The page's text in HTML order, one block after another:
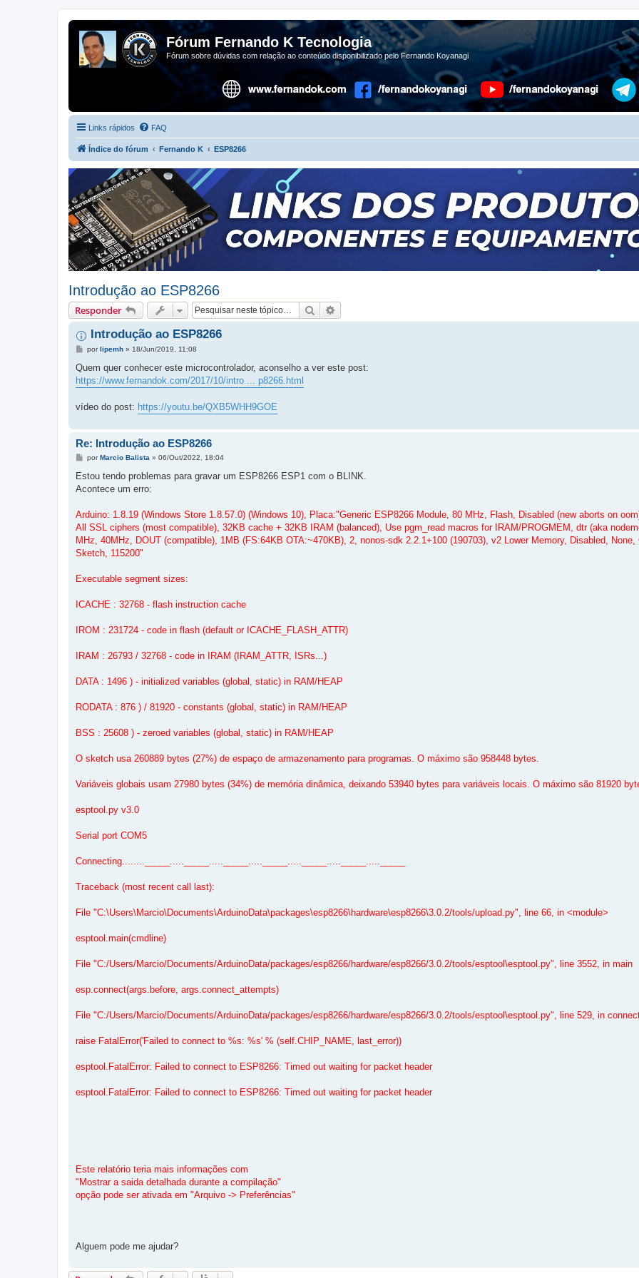
Fórum Fernando K Tecnologia
Fórum sobre dúvidas com relação ao conteúdo disponibilizado pelo Fernando Koyanagi
Links rápidos FAQ
Índice do fórum Fernando K ESP8266
Introdução ao ESP8266
Responder Pesquisar
Introdução ao ESP8266
M
n
a
m
porlipemh» 18/Jun/2019, 11:08
Quem quer conhecer este microcontrolador, aconselho a ver este post:
https://www.fernandok.com/2017/10/intro ... p8266.html
vídeo do post: https://youtu.be/QXB5WHH9GOE
Re: Introdução ao ESP8266
M
n
a
m
porMarcio Balista » 06/Out/2022, 18:04
Estou tendo problemas para gravar um ESP8266 ESP1 com o BLINK.
Acontece um erro:
Arduino: 1.8.19 (Windows Store 1.8.57.0) (Windows 10), Placa:"Generic ESP8266 Module, 80 MHz, Flash, Disabled (new aborts on
All SSL ciphers (most compatible), 32KB cache + 32KB IRAM (balanced), Use pgm_read macros for IRAM/PROGMEM, dtr (aka
MHz, 40MHz, DOUT (compatible), 1MB (FS:64KB OTA:~470KB), 2, nonos-sdk 2.2.1+100 (190703), v2 Lower Memory, Disabled, None,
Sketch, 115200"
Executable segment sizes:
ICACHE : 32768 - flash instruction cache
IROM : 231724 - code in flash (default or ICACHE_FLASH_ATTR)
IRAM : 26793 / 32768 - code in IRAM (IRAM_ATTR, ISRs...)
DATA : 1496 ) - initialized variables (global, static) in RAM/HEAP
RODATA : 876 ) / 81920 - constants (global, static) in RAM/HEAP
BSS : 25608 ) - zeroed variables (global, static) in RAM/HEAP
O sketch usa 260889 bytes (27%) de espaço de armazenamento para programas. O máximo são 958448 bytes.
Variáveis globais usam 27980 bytes (34%) de memória dinâmica, deixando 53940 bytes para variáveis locais. O máximo são 81920
esptool.py v3.0
Serial port COM5
Connecting........_____....._____....._____....._____....._____....._____....._____
Traceback (most recent call last):
File "C:\Users\Marcio\Documents\ArduinoData\packages\esp8266\hardware\esp8266\3.0.2/tools/upload.py", line 66, in <module>
esptool.main(cmdline)
File "C:/Users/Marcio/Documents/ArduinoData/packages/esp8266/hardware/esp8266/3.0.2/tools/esptool\esptool.py", line 3552, in main
esp.connect(args.before, args.connect_attempts)
File "C:/Users/Marcio/Documents/ArduinoData/packages/esp8266/hardware/esp8266/3.0.2/tools/esptool\esptool.py", line 529, in
raise FatalError('Failed to connect to %s: %s' % (self.CHIP_NAME, last_error))
esptool.FatalError: Failed to connect to ESP8266: Timed out waiting for packet header
esptool.FatalError: Failed to connect to ESP8266: Timed out waiting for packet header
Este relatório teria mais informações com
"Mostrar a saida detalhada durante a compilação"
opção pode ser ativada em "Arquivo -> Preferências"
Alguem pode me ajudar?